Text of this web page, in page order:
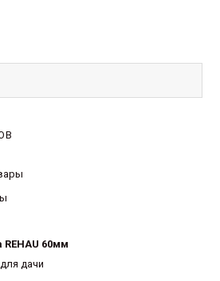
60мм
дачи